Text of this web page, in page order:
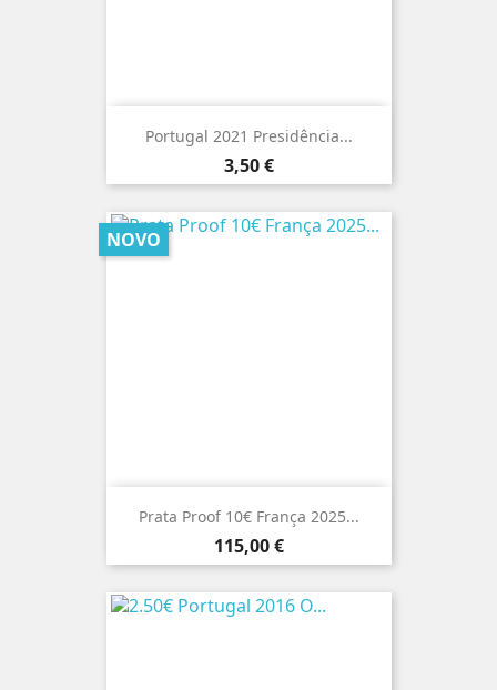
Portugal 2021 Presidência...
Preço
3,50 €
Prata Proof 10€ França 2025...
Preço
115,00 €
NOVO